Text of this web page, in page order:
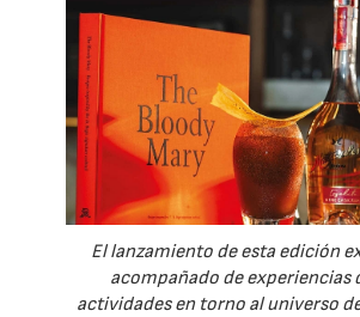
El lanzamiento de esta edición
acompañado de experiencias
actividades en torno al universo